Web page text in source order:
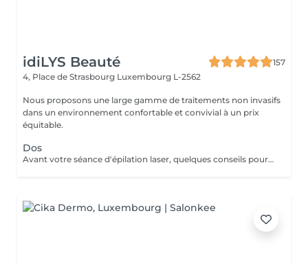
idiLYS Beauté
157
4, Place de Strasbourg Luxembourg L-2562
Nous proposons une large gamme de traitements non invasifs
dans un environnement confortable et convivial à un prix
équitable.
Dos
Avant votre séance d'épilation laser, quelques conseils pour un meilleur confort et un résultat optimal : 1. Rasez la zone à traiter : de préférence la veille avec un rasoir. 2. Venez avec une peau propre et sèche : sans maquillage, crème, parfum, huile ou déodorant. 3. Protégez votre peau : évitez le soleil, l'autobronzant ainsi que les gommages durant les 3 jours précédant la séance.